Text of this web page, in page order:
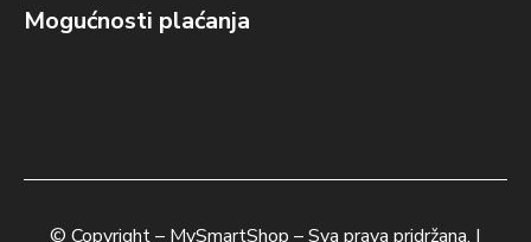
Mogućnosti plaćanja
© Copyright – MySmartShop – Sva prava pridržana. |